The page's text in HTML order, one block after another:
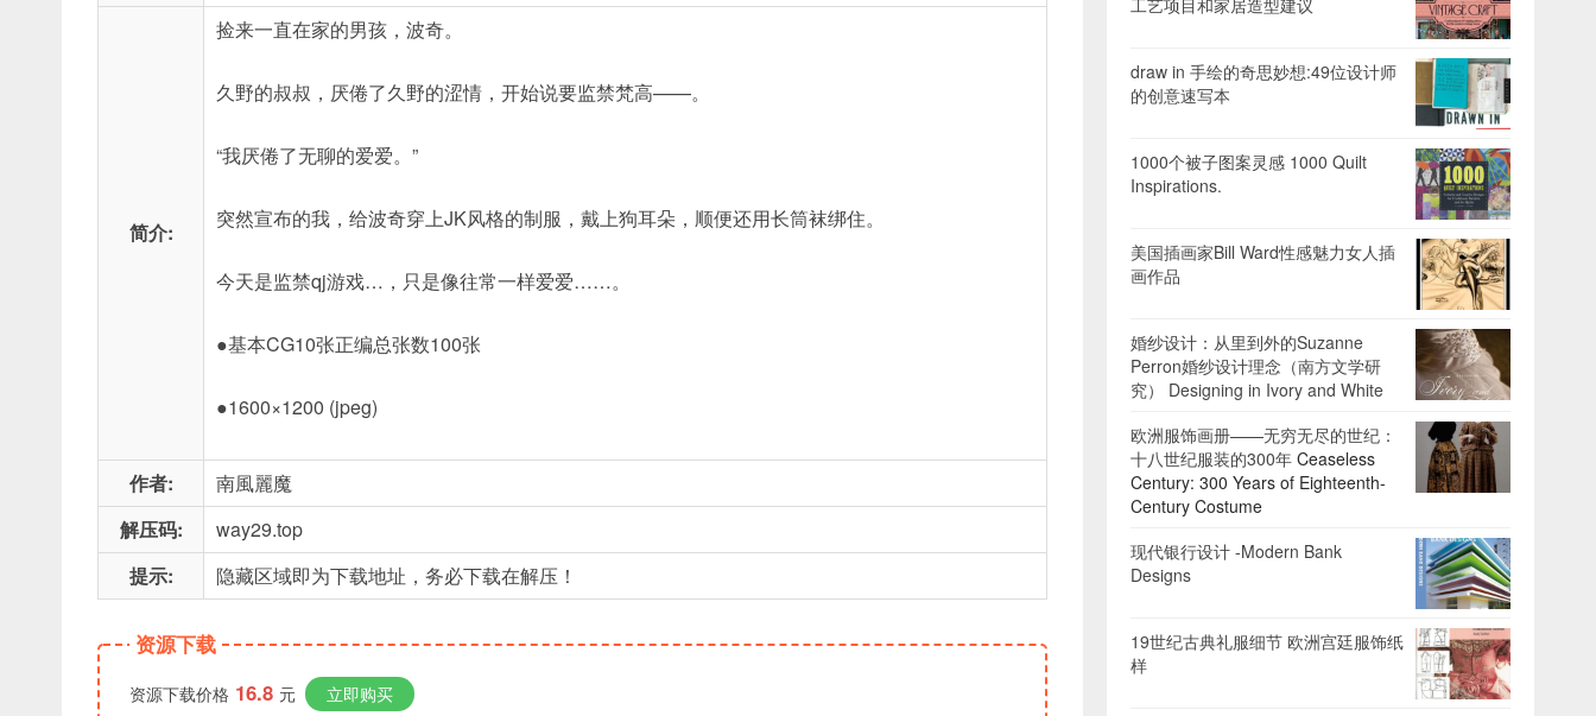
简介:
捡来一直在家的男孩，波奇。
久野的叔叔，厌倦了久野的涩情，开始说要监禁梵高——。
“我厌倦了无聊的爱爱。”
突然宣布的我，给波奇穿上JK风格的制服，戴上狗耳朵，顺便还用长筒袜绑住。
今天是监禁qj游戏…，只是像往常一样爱爱……。
●基本CG10张正编总张数100张
●1600×1200 (jpeg)
作者:
南風麗魔
解压码:
way29.top
提示:
隐藏区域即为下载地址，务必下载在解压！
资源下载
资源下载价格 16.8 元 立即购买
工艺项目和家居造型建议
draw in 手绘的奇思妙想:49位设计师
的创意速写本
1000个被子图案灵感 1000 Quilt
Inspirations.
美国插画家Bill Ward性感魅力女人插
画作品
婚纱设计：从里到外的Suzanne
Perron婚纱设计理念（南方文学研
究） Designing in Ivory and White
欧洲服饰画册——无穷无尽的世纪：
十八世纪服装的300年 Ceaseless
Century: 300 Years of Eighteenth-
Century Costume
现代银行设计 -Modern Bank
Designs
19世纪古典礼服细节 欧洲宫廷服饰纸
样